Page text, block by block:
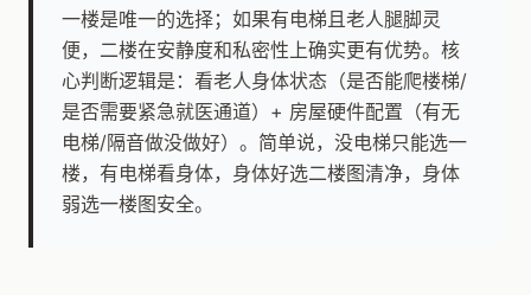
一楼是唯一的选择；如果有电梯且老人腿脚灵
便，二楼在安静度和私密性上确实更有优势。核
心判断逻辑是：看老人身体状态（是否能爬楼梯/
是否需要紧急就医通道）+ 房屋硬件配置（有无
电梯/隔音做没做好）。简单说，没电梯只能选一
楼，有电梯看身体，身体好选二楼图清净，身体
弱选一楼图安全。